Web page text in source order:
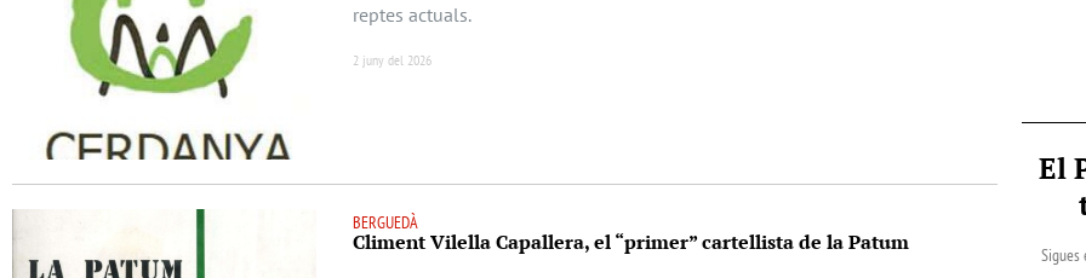
reptes actuals.
2 juny del 2026
BERGUEDÀ
Climent Vilella Capallera, el “primer” cartellista de la Patum
El